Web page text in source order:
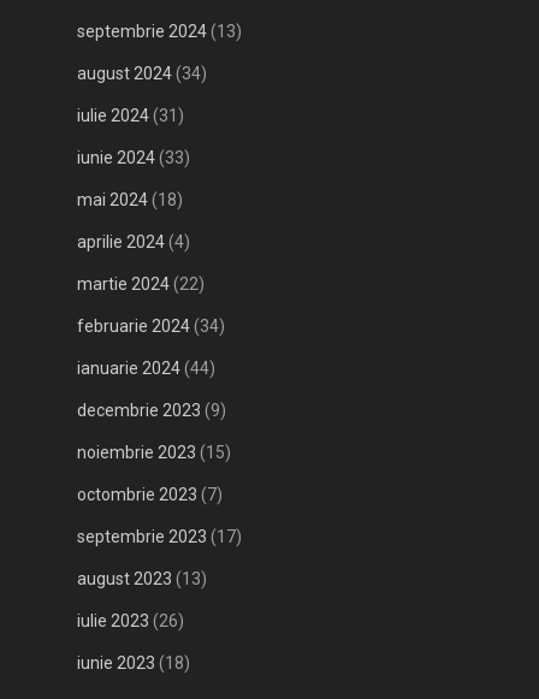
septembrie 2024(13)
august 2024(34)
iulie 2024(31)
iunie 2024(33)
mai 2024(18)
aprilie 2024(4)
martie 2024(22)
februarie 2024(34)
ianuarie 2024(44)
decembrie 2023 (9)
noiembrie 2023 (15)
octombrie 2023 (7)
septembrie 2023 (17)
august 2023 (13)
iulie 2023 (26)
iunie 2023 (18)